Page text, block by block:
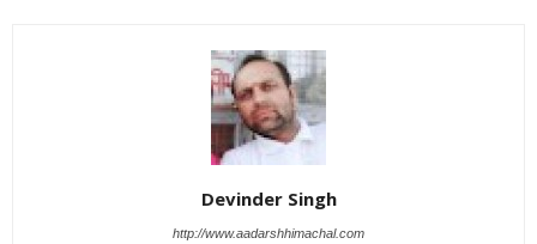
Devinder Singh
http://www.aadarshhimachal.com